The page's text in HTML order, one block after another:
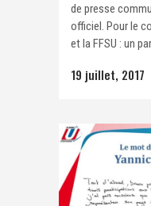
de presse
officiel. Pour le
et la FFSU : un
19 juillet, 2017